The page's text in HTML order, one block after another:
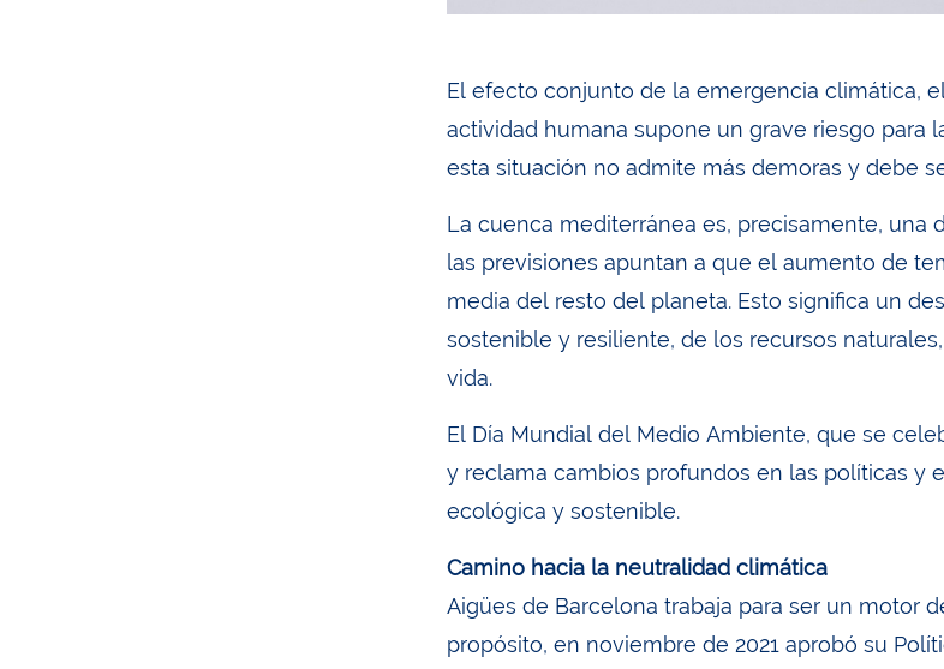
El efecto conjunto de la emergencia climática,
actividad humana supone un grave riesgo para
esta situación no admite más demoras y debe
La cuenca mediterránea es, precisamente, una
las previsiones apuntan a que el aumento de
media del resto del planeta. Esto significa un
sostenible y resiliente, de los recursos
vida.
El Día Mundial del Medio Ambiente, que se
y reclama cambios profundos en las políticas y
ecológica y sostenible.
Camino hacia la neutralidad climática
Aigües de Barcelona trabaja para ser un motor
propósito, en noviembre de 2021 aprobó su